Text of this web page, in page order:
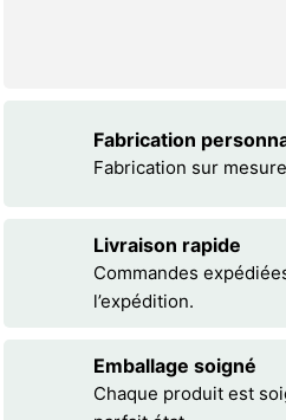
Fabrication
Fabrication sur
Livraison rapide
Commandes
l’expédition.
Emballage soigné
Chaque produit est